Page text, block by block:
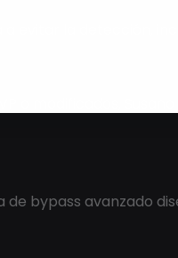
evitar la detección,
o modificados,
bypass avanzado